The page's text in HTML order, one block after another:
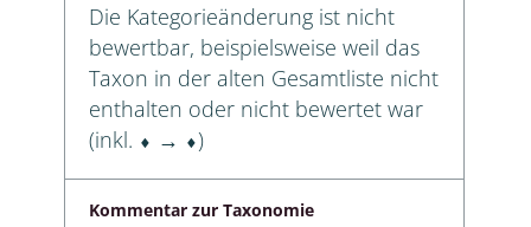
Die Kategorieänderung ist nicht
bewertbar, beispielsweise weil das
Taxon in der alten Gesamtliste nicht
enthalten oder nicht bewertet war
(inkl. ⬧ → ⬧)
Kommentar zur Taxonomie